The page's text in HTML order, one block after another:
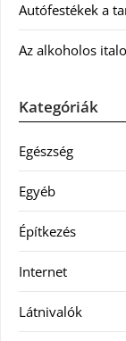
Autófestékek a
Az alkoholos
Kategóriák
Egészség
Egyéb
Építkezés
Internet
Látnivalók